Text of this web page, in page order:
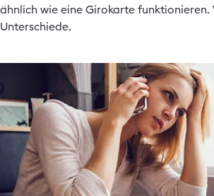
ähnlich wie eine Girokarte
Unterschiede.